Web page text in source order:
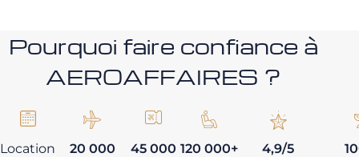
Pourquoi faire confiance à
AEROAFFAIRES ?
Location
20 000
45 000 120 000+
4,9/5